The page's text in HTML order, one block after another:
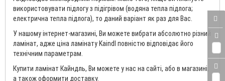
використовувати підлогу з підігрівом (водяна тепла підлога;
електрична тепла підлога), то даний варіант як раз для Вас.
У нашому інтернет-магазині, Ви можете вибрати абсолютно різний
ламінат, адже ціна ламінату Kaindl повністю відповідає його
технічним параметрам.
Купити ламінат Кайндль, Ви можете у нас на сайті, або в магазині,
а також оформити доставку.